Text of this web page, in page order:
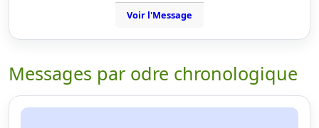
Voir l'Message
Messages par odre chronologique